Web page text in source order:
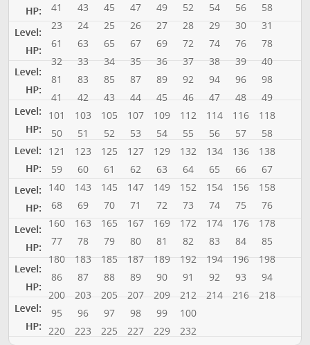
41
43
45
47
49
52
54
56
58
23
61
24
63
25
65
26
67
27
69
28
72
29
74
30
76
31
78
32
81
33
83
34
85
35
87
36
89
37
92
38
94
39
96
40
98
41
101
42
103
43
105
44
107
45
109
46
112
47
114
48
116
49
118
50
121
51
123
52
125
53
127
54
129
55
132
56
134
57
136
58
138
59
140
60
143
61
145
62
147
63
149
64
152
65
154
66
156
67
158
68
160
69
163
70
165
71
167
72
169
73
172
74
174
75
176
76
178
77
180
78
183
79
185
80
187
81
189
82
192
83
194
84
196
85
198
86
200
87
203
88
205
89
207
90
209
91
212
92
214
93
216
94
218
95
220
96
223
97
225
98
227
99
229
100
232